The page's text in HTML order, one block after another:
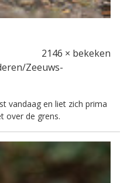
2146 × bekeken
Zeeuws-
vandaag en liet zich prima
over de grens.